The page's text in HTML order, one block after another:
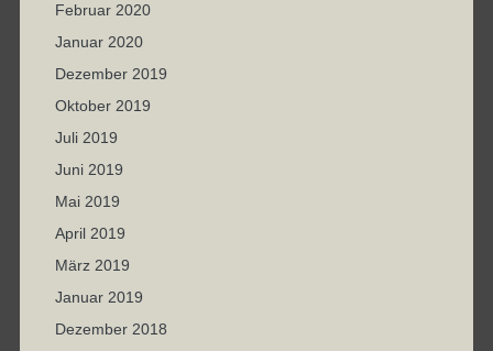
Februar 2020
Januar 2020
Dezember 2019
Oktober 2019
Juli 2019
Juni 2019
Mai 2019
April 2019
März 2019
Januar 2019
Dezember 2018